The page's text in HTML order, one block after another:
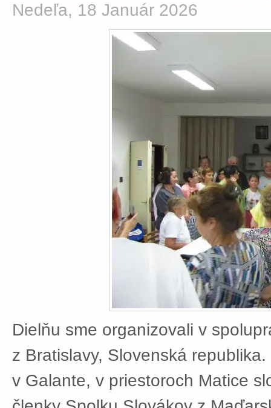
Nedeľa, 18 Január 2026
Dielňu sme organizovali v
z Bratislavy, Slovenská
v Galante, v priestoroch Matice